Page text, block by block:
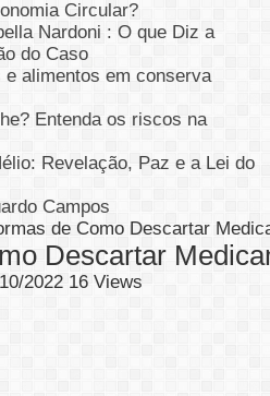
Circular?
Nardoni : O que Diz a
do Caso
alimentos em conserva
Entenda os riscos na
Revelação, Paz e a Lei do
Campos
de Como Descartar
Descartar
2022 16 Views